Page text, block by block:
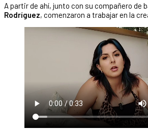
A partir de ahí, junto con su compañero de
Rodríguez, comenzaron a trabajar en la